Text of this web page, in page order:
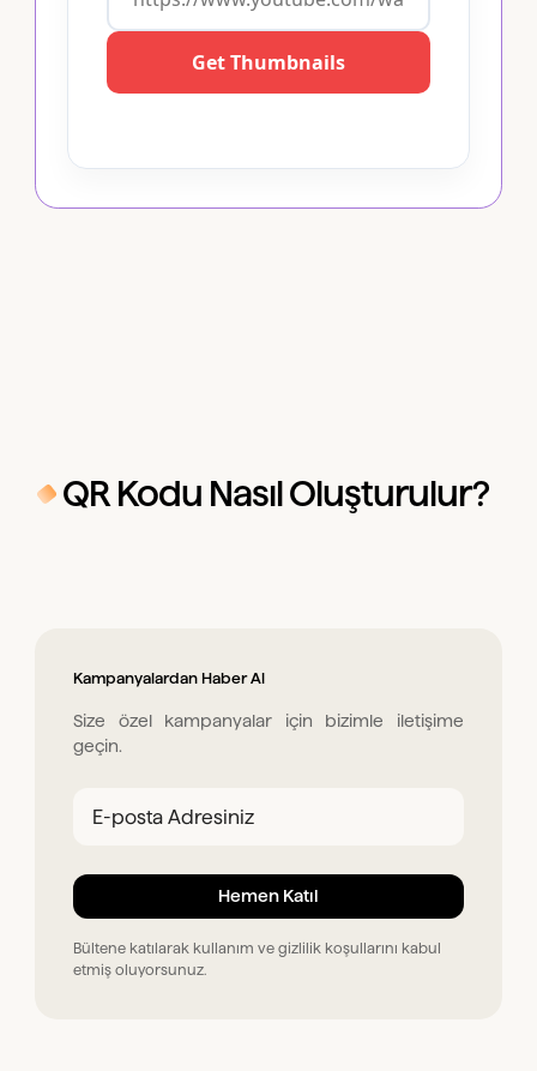
Get Thumbnails
QR Kodu Nasıl Oluşturulur?
Kampanyalardan Haber Al
Size özel kampanyalar için bizimle iletişime
geçin.
Bültene katılarak kullanım ve gizlilik koşullarını kabul
etmiş oluyorsunuz.